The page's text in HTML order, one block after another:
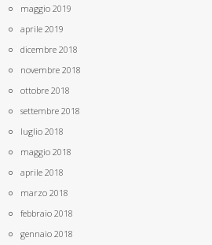
maggio 2019
aprile 2019
dicembre 2018
novembre 2018
ottobre 2018
settembre 2018
luglio 2018
maggio 2018
aprile 2018
marzo 2018
febbraio 2018
gennaio 2018